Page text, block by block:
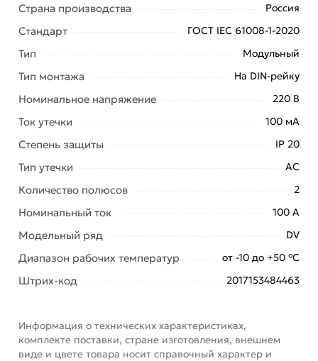
Наши профессиональные менеджеры обработают
заказ и свяжутся с Вами для согласования условий
доставки или самовывоза. Перед оформлением
онлайн заказа рекомендуем ознакомиться с
описанием, характеристиками и отзывами.
Данний товар от производителя
сертифицирован,
соответствует всем стандартам качества. Возврат
купленного товарa в течение 7 дней (наличие чека
обязательно).
Страна производства Россия
Стандарт ГОСТ IEC 61008-1-2020
Тип Модульный
Тип монтажа На DIN-рейку
Номинальное напряжение 220 В
Ток утечки 100 мА
Степень защиты IP 20
Тип утечки АС
Количество полюсов 2
Номинальный ток 100 А
Модельный ряд DV
Диапазон рабочих температур от -10 до +50 °С
Штрих-код 2017153484463
Информация о технических характеристиках,
комплекте поставки, стране изготовления, внешнем
виде и цвете товара носит справочный характер и